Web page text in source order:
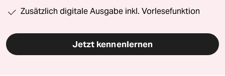
Zusätzlich digitale Ausgabe inkl. Vorlesefunktion
Jetzt kennenlernen